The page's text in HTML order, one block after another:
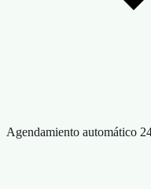
Agendamiento automático